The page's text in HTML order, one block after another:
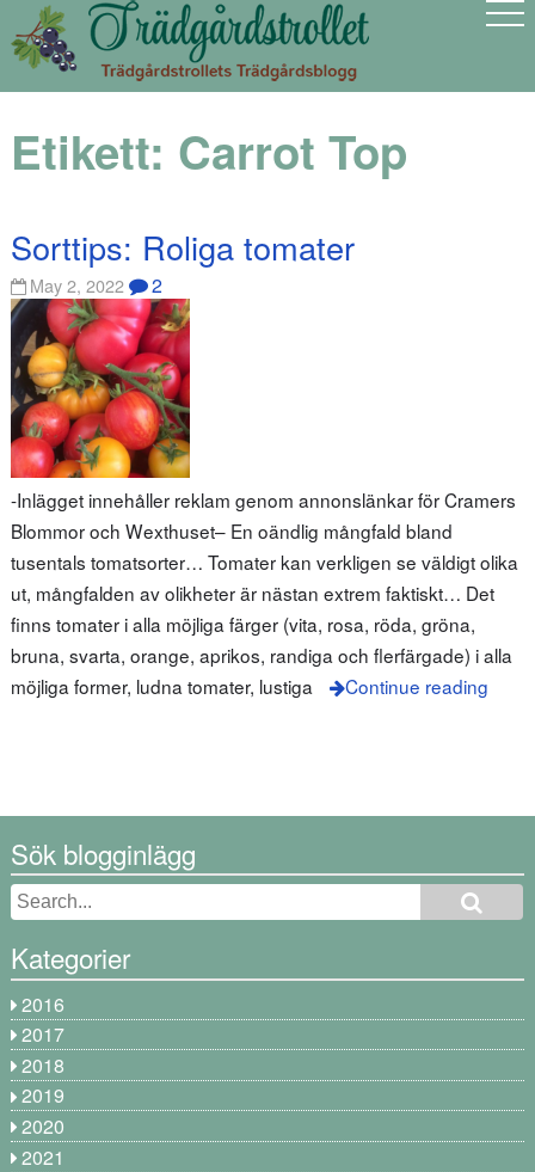
Etikett: Carrot Top
Sorttips: Roliga tomater
May 2, 2022 2
-Inlägget innehåller reklam genom annonslänkar för Cramers
Blommor och Wexthuset– En oändlig mångfald bland
tusentals tomatsorter… Tomater kan verkligen se väldigt olika
ut, mångfalden av olikheter är nästan extrem faktiskt… Det
finns tomater i alla möjliga färger (vita, rosa, röda, gröna,
bruna, svarta, orange, aprikos, randiga och flerfärgade) i alla
möjliga former, ludna tomater, lustiga
Continue reading
Sök blogginlägg
Kategorier
2016
2017
2018
2019
2020
2021